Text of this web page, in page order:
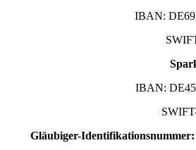
IBAN: DE69
IBAN: DE45
Gläubiger-